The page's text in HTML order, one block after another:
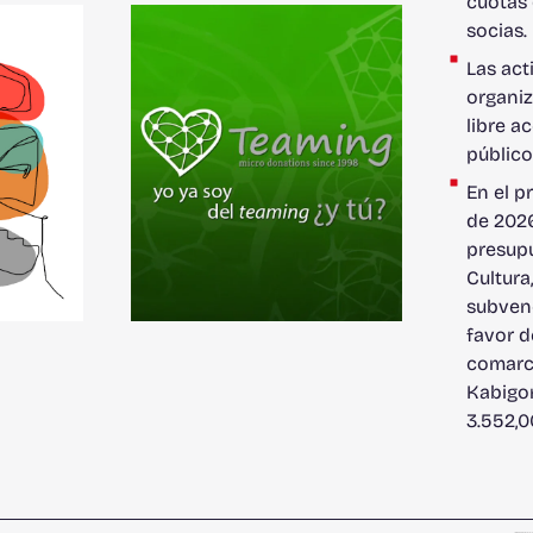
socias.
Las
libre
público
En el
de
favor